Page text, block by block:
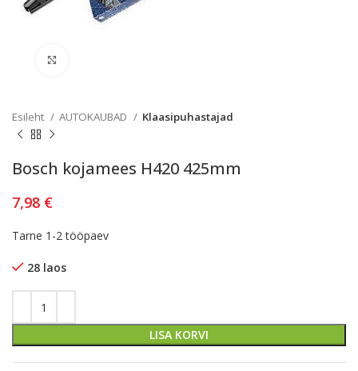
Esileht AUTOKAUBAD Klaasipuhastajad
Bosch kojamees H420 425mm
7,98 €
Tarne 1-2 tööpaev
28 laos
LISA KORVI